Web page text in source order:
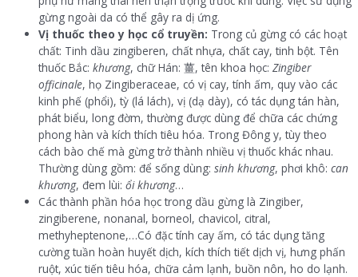
gừng ngoài da có thể gây ra dị ứng.
Vị thuốc theo y học cổ truyền: Trong củ gừng có các hoạt
chất: Tinh dầu zingiberen, chất nhựa, chất cay, tinh bột. Tên
thuốc Bắc: khương, chữ Hán: 薑, tên khoa học: Zingiber
officinale, họ Zingiberaceae, có vị cay, tính ấm, quy vào các
kinh phế (phổi), tỳ (lá lách), vị (dạ dày), có tác dụng tán hàn,
phát biểu, long đờm, thường được dùng để chữa các chứng
phong hàn và kích thích tiêu hóa. Trong Đông y, tùy theo
cách bào chế mà gừng trở thành nhiều vị thuốc khác nhau.
Thường dùng gồm: để sống dùng: sinh khương, phơi khô: can
khương, đem lùi: ổi khương…
Các thành phần hóa học trong dầu gừng là Zingiber,
zingiberene, nonanal, borneol, chavicol, citral,
methyheptenone,…Có đặc tính cay ấm, có tác dụng tăng
cường tuần hoàn huyết dịch, kích thích tiết dịch vị, hưng phấn
ruột, xúc tiến tiêu hóa, chữa cảm lạnh, buồn nôn, ho do lạnh.